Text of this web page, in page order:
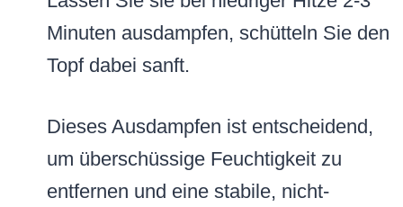
Minuten ausdampfen, schütteln Sie den
Topf dabei sanft.
Dieses Ausdampfen ist entscheidend,
um überschüssige Feuchtigkeit zu
entfernen und eine stabile, nicht-